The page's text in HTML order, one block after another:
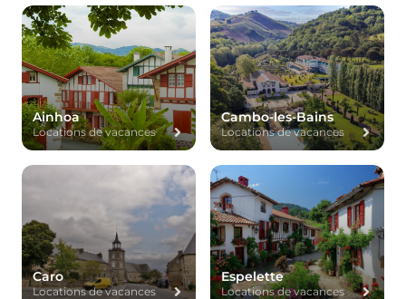
Ainhoa
Locations de vacances
Cambo-les-Bains
Locations de vacances
Caro
Locations de vacances
Espelette
Locations de vacances